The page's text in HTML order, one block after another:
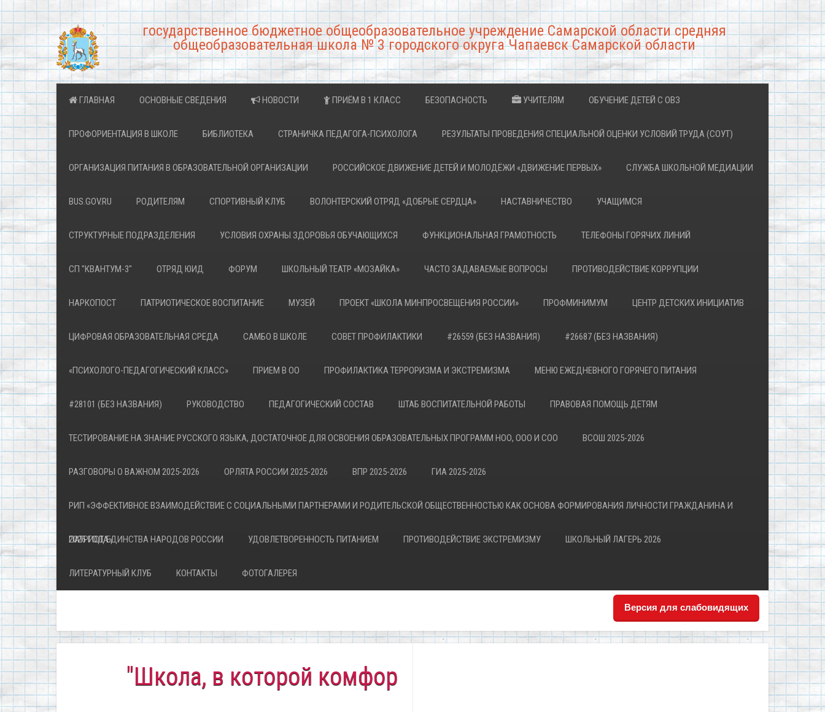
государственное бюджетное общеобразовательное учреждение Самарской области средняя
общеобразовательная школа № 3 городского округа Чапаевск Самарской области
ГЛАВНАЯ ОСНОВНЫЕ СВЕДЕНИЯ НОВОСТИ ПРИЁМ В 1 КЛАСС БЕЗОПАСНОСТЬ УЧИТЕЛЯМ ОБУЧЕНИЕ ДЕТЕЙ С ОВЗ
ПРОФОРИЕНТАЦИЯ В ШКОЛЕ БИБЛИОТЕКА СТРАНИЧКА ПЕДАГОГА-ПСИХОЛОГА РЕЗУЛЬТАТЫ ПРОВЕДЕНИЯ СПЕЦИАЛЬНОЙ ОЦЕНКИ УСЛОВИЙ ТРУДА (СОУТ)
ОРГАНИЗАЦИЯ ПИТАНИЯ В ОБРАЗОВАТЕЛЬНОЙ ОРГАНИЗАЦИИ РОССИЙСКОЕ ДВИЖЕНИЕ ДЕТЕЙ И МОЛОДЁЖИ «ДВИЖЕНИЕ ПЕРВЫХ» СЛУЖБА ШКОЛЬНОЙ МЕДИАЦИИ
BUS.GOV.RU РОДИТЕЛЯМ СПОРТИВНЫЙ КЛУБ ВОЛОНТЕРСКИЙ ОТРЯД «ДОБРЫЕ СЕРДЦА» НАСТАВНИЧЕСТВО УЧАЩИМСЯ
СТРУКТУРНЫЕ ПОДРАЗДЕЛЕНИЯ УСЛОВИЯ ОХРАНЫ ЗДОРОВЬЯ ОБУЧАЮЩИХСЯ ФУНКЦИОНАЛЬНАЯ ГРАМОТНОСТЬ ТЕЛЕФОНЫ ГОРЯЧИХ ЛИНИЙ
СП "КВАНТУМ-3" ОТРЯД ЮИД ФОРУМ ШКОЛЬНЫЙ ТЕАТР «МОЗАЙКА» ЧАСТО ЗАДАВАЕМЫЕ ВОПРОСЫ ПРОТИВОДЕЙСТВИЕ КОРРУПЦИИ
НАРКОПОСТ ПАТРИОТИЧЕСКОЕ ВОСПИТАНИЕ МУЗЕЙ ПРОЕКТ «ШКОЛА МИНПРОСВЕЩЕНИЯ РОССИИ» ПРОФМИНИМУМ ЦЕНТР ДЕТСКИХ ИНИЦИАТИВ
ЦИФРОВАЯ ОБРАЗОВАТЕЛЬНАЯ СРЕДА САМБО В ШКОЛЕ СОВЕТ ПРОФИЛАКТИКИ #26559 (БЕЗ НАЗВАНИЯ) #26687 (БЕЗ НАЗВАНИЯ)
«ПСИХОЛОГО-ПЕДАГОГИЧЕСКИЙ КЛАСС» ПРИЕМ В ОО ПРОФИЛАКТИКА ТЕРРОРИЗМА И ЭКСТРЕМИЗМА МЕНЮ ЕЖЕДНЕВНОГО ГОРЯЧЕГО ПИТАНИЯ
#28101 (БЕЗ НАЗВАНИЯ) РУКОВОДСТВО ПЕДАГОГИЧЕСКИЙ СОСТАВ ШТАБ ВОСПИТАТЕЛЬНОЙ РАБОТЫ ПРАВОВАЯ ПОМОЩЬ ДЕТЯМ
ТЕСТИРОВАНИЕ НА ЗНАНИЕ РУССКОГО ЯЗЫКА, ДОСТАТОЧНОЕ ДЛЯ ОСВОЕНИЯ ОБРАЗОВАТЕЛЬНЫХ ПРОГРАММ НОО, ООО И СОО ВСОШ 2025-2026
РАЗГОВОРЫ О ВАЖНОМ 2025-2026 ОРЛЯТА РОССИИ 2025-2026 ВПР 2025-2026 ГИА 2025-2026
РИП «ЭФФЕКТИВНОЕ ВЗАИМОДЕЙСТВИЕ С СОЦИАЛЬНЫМИ ПАРТНЕРАМИ И РОДИТЕЛЬСКОЙ ОБЩЕСТВЕННОСТЬЮ КАК ОСНОВА ФОРМИРОВАНИЯ ЛИЧНОСТИ ГРАЖДАНИНА И
ПАТРИОТА»
2026 ГОД ЕДИНСТВА НАРОДОВ РОССИИ УДОВЛЕТВОРЕННОСТЬ ПИТАНИЕМ ПРОТИВОДЕЙСТВИЕ ЭКСТРЕМИЗМУ ШКОЛЬНЫЙ ЛАГЕРЬ 2026
ЛИТЕРАТУРНЫЙ КЛУБ КОНТАКТЫ ФОТОГАЛЕРЕЯ
Версия для слабовидящих
"Школа, в которой комфортно всем!"